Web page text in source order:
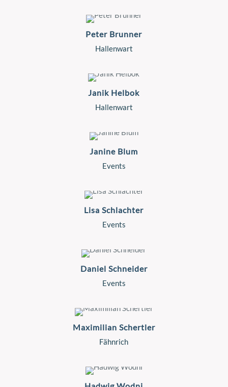
Peter Brunner
Hallenwart
Janik Helbok
Hallenwart
Janine Blum
Events
Lisa Schlachter
Events
Daniel Schneider
Events
Maximilian Schertler
Fähnrich